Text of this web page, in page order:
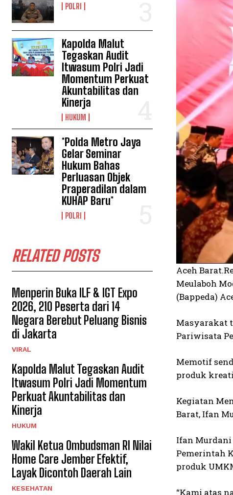
POLRI
Kapolda Malut
Tegaskan Audit
Itwasum Polri Jadi
Momentum Perkuat
Akuntabilitas dan
Kinerja
HUKUM
*Polda Metro Jaya
Gelar Seminar
Hukum Bahas
Perluasan Objek
Praperadilan dalam
KUHAP Baru*
POLRI
RELATED POSTS
Menperin Buka ILF & IGT Expo
2026, 210 Peserta dari 14
Negara Berebut Peluang Bisnis
di Jakarta
VIRAL
Kapolda Malut Tegaskan Audit
Itwasum Polri Jadi Momentum
Perkuat Akuntabilitas dan
Kinerja
HUKUM
Wakil Ketua Ombudsman RI Nilai
Home Care Jember Efektif,
Layak Dicontoh Daerah Lain
KESEHATAN
Aceh
Meulaboh
(Bappeda)
Masyarakat
Pariwisata
Memotif
produk
Kegiatan
Barat, Ifan
Ifan
Pemerintah
produk
“Kami atas